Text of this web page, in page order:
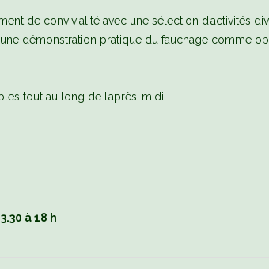
de convivialité avec une sélection d’activités
démonstration pratique du fauchage comme
tout au long de l’après-midi.
à 18 h